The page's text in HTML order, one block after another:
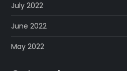
July 2022
June 2022
May 2022